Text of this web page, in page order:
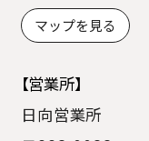
マップを見る
【営業所】
日向営業所